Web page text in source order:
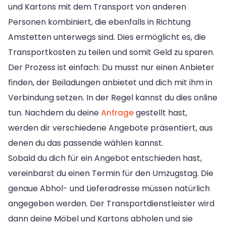
und Kartons mit dem Transport von anderen
Personen kombiniert, die ebenfalls in Richtung
Amstetten unterwegs sind. Dies ermöglicht es, die
Transportkosten zu teilen und somit Geld zu sparen.
Der Prozess ist einfach: Du musst nur einen Anbieter
finden, der Beiladungen anbietet und dich mit ihm in
Verbindung setzen. In der Regel kannst du dies online
tun. Nachdem du deineAnfragegestellt hast,
werden dir verschiedene Angebote präsentiert, aus
denen du das passende wählen kannst.
Sobald du dich für ein Angebot entschieden hast,
vereinbarst du einen Termin für den Umzugstag. Die
genaue Abhol- und Lieferadresse müssen natürlich
angegeben werden. Der Transportdienstleister wird
dann deine Möbel und Kartons abholen und sie